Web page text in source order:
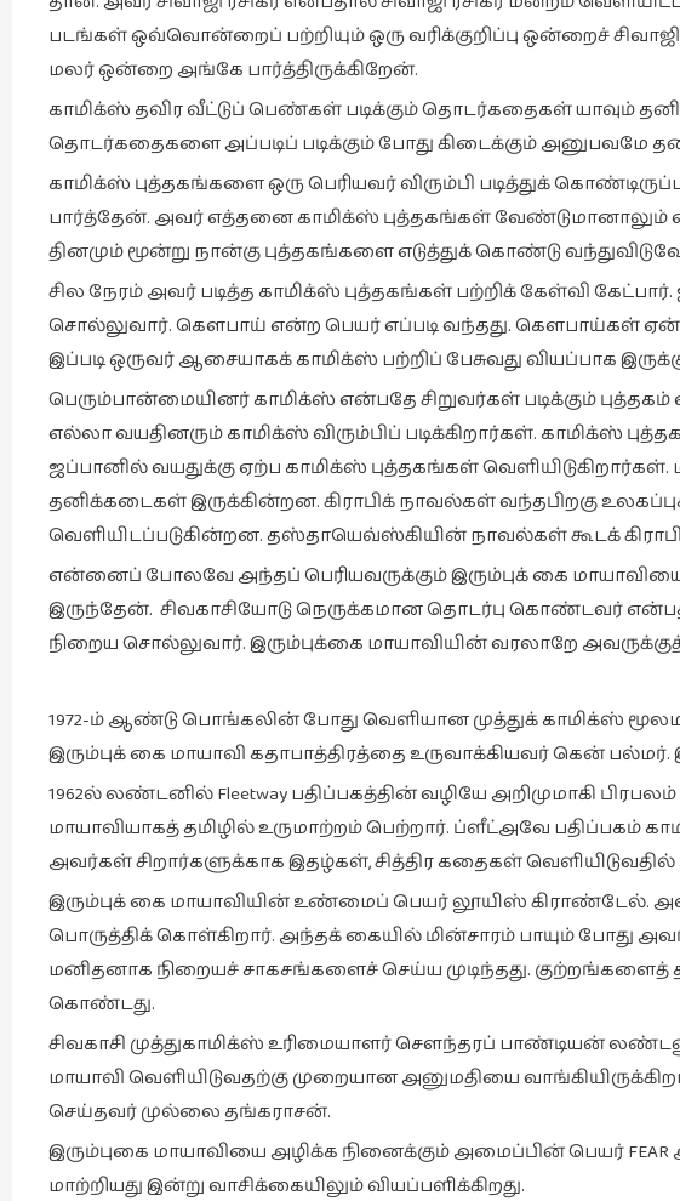
படங்கள் ஒவ்வொன்றைப் பற்றியும் ஒரு வரிக்குறிப்பு ஒன்றைச்
மலர் ஒன்றை அங்கே பார்த்திருக்கிறேன்.
காமிக்ஸ் தவிர வீட்டுப் பெண்கள் படிக்கும் தொடர்கதைகள் யாவும்
தொடர்கதைகளை அப்படிப் படிக்கும் போது கிடைக்கும் அனுபவமே
காமிக்ஸ் புத்தகங்களை ஒரு பெரியவர் விரும்பி படித்துக்
பார்த்தேன். அவர் எத்தனை காமிக்ஸ் புத்தகங்கள் வேண்டுமானாலும்
தினமும் மூன்று நான்கு புத்தகங்களை எடுத்துக் கொண்டு
சில நேரம் அவர் படித்த காமிக்ஸ் புத்தகங்கள் பற்றிக் கேள்வி
சொல்லுவார். கௌபாய் என்ற பெயர் எப்படி வந்தது. கௌபாய்கள் ஏன்
இப்படி ஒருவர் ஆசையாகக் காமிக்ஸ் பற்றிப் பேசுவது வியப்பாக
பெரும்பான்மையினர் காமிக்ஸ் என்பதே சிறுவர்கள் படிக்கும்
எல்லா வயதினரும் காமிக்ஸ் விரும்பிப் படிக்கிறார்கள். காமிக்ஸ்
ஜப்பானில் வயதுக்கு ஏற்ப காமிக்ஸ் புத்தகங்கள்
தனிக்கடைகள் இருக்கின்றன. கிராபிக் நாவல்கள் வந்தபிறகு
வெளியிடப்படுகின்றன. தஸ்தாயெவ்ஸ்கியின் நாவல்கள் கூடக்
என்னைப் போலவே அந்தப் பெரியவருக்கும் இரும்புக் கை
இருந்தேன். சிவகாசியோடு நெருக்கமான தொடர்பு கொண்டவர்
நிறைய சொல்லுவார். இரும்புக்கை மாயாவியின் வரலாறே அவருக்குத்
1972-ம் ஆண்டு பொங்கலின் போது வெளியான முத்துக் காமிக்ஸ்
இரும்புக் கை மாயாவி கதாபாத்திரத்தை உருவாக்கியவர் கென்
1962ல் லண்டனில் Fleetway பதிப்பகத்தின் வழியே அறிமுமாகி
மாயாவியாகத் தமிழில் உருமாற்றம் பெற்றார். ப்ளீட்அவே பதிப்பகம்
அவர்கள் சிறார்களுக்காக இதழ்கள், சித்திர கதைகள்
இரும்புக் கை மாயாவியின் உண்மைப் பெயர் லூயிஸ் கிராண்டேல்.
பொருத்திக் கொள்கிறார். அந்தக் கையில் மின்சாரம் பாயும் போது
மனிதனாக நிறையச் சாகசங்களைச் செய்ய முடிந்தது. குற்றங்களைத்
கொண்டது.
சிவகாசி முத்துகாமிக்ஸ் உரிமையாளர் சௌந்தரப் பாண்டியன்
மாயாவி வெளியிடுவதற்கு முறையான அனுமதியை
செய்தவர் முல்லை தங்கராசன்.
இரும்புகை மாயாவியை அழிக்க நினைக்கும் அமைப்பின் பெயர்
மாற்றியது இன்று வாசிக்கையிலும் வியப்பளிக்கிறது.